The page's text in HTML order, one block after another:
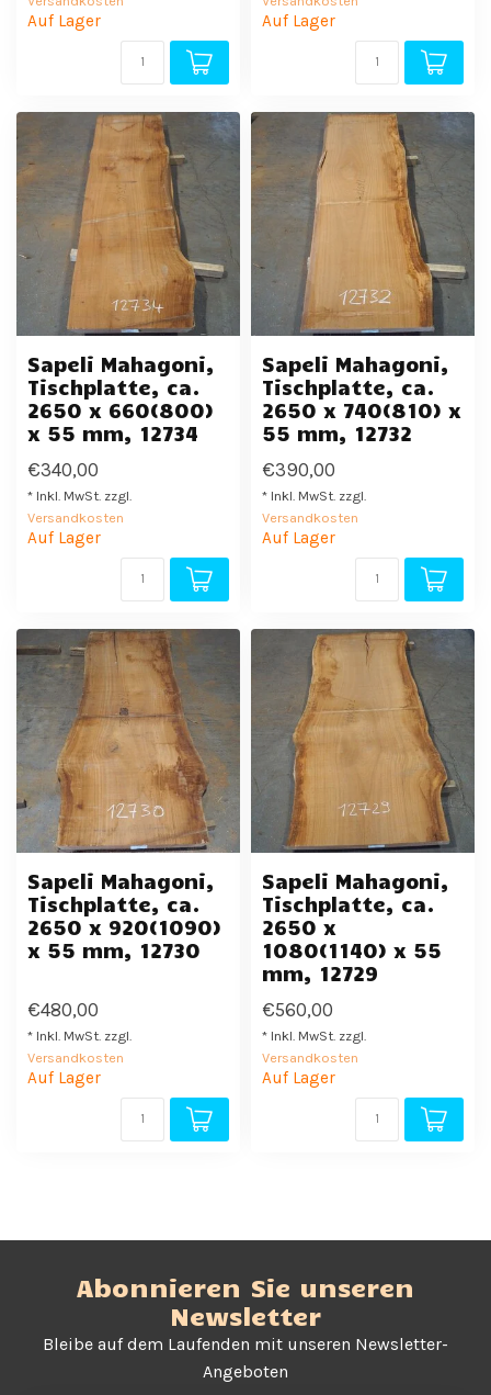
Auf Lager Auf Lager
Sapeli Mahagoni,
Tischplatte, ca.
2650 x 660(800)
x 55 mm, 12734
€340,00
* Inkl. MwSt. zzgl.
Versandkosten
Auf Lager
Sapeli Mahagoni,
Tischplatte, ca.
2650 x 740(810) x
55 mm, 12732
€390,00
* Inkl. MwSt. zzgl.
Versandkosten
Auf Lager
Sapeli Mahagoni,
Tischplatte, ca.
2650 x 920(1090)
x 55 mm, 12730
€480,00
* Inkl. MwSt. zzgl.
Versandkosten
Auf Lager
Sapeli Mahagoni,
Tischplatte, ca.
2650 x
1080(1140) x 55
mm, 12729
€560,00
* Inkl. MwSt. zzgl.
Versandkosten
Auf Lager
Abonnieren Sie unseren
Newsletter
Bleibe auf dem Laufenden mit unseren Newsletter-
Angeboten